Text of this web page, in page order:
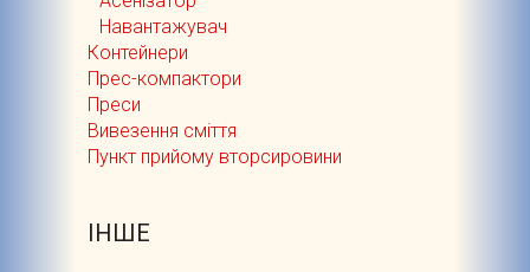
Навантажувач
Контейнери
Прес-компактори
Преси
Вивезення сміття
Пункт прийому вторсировини
ІНШЕ